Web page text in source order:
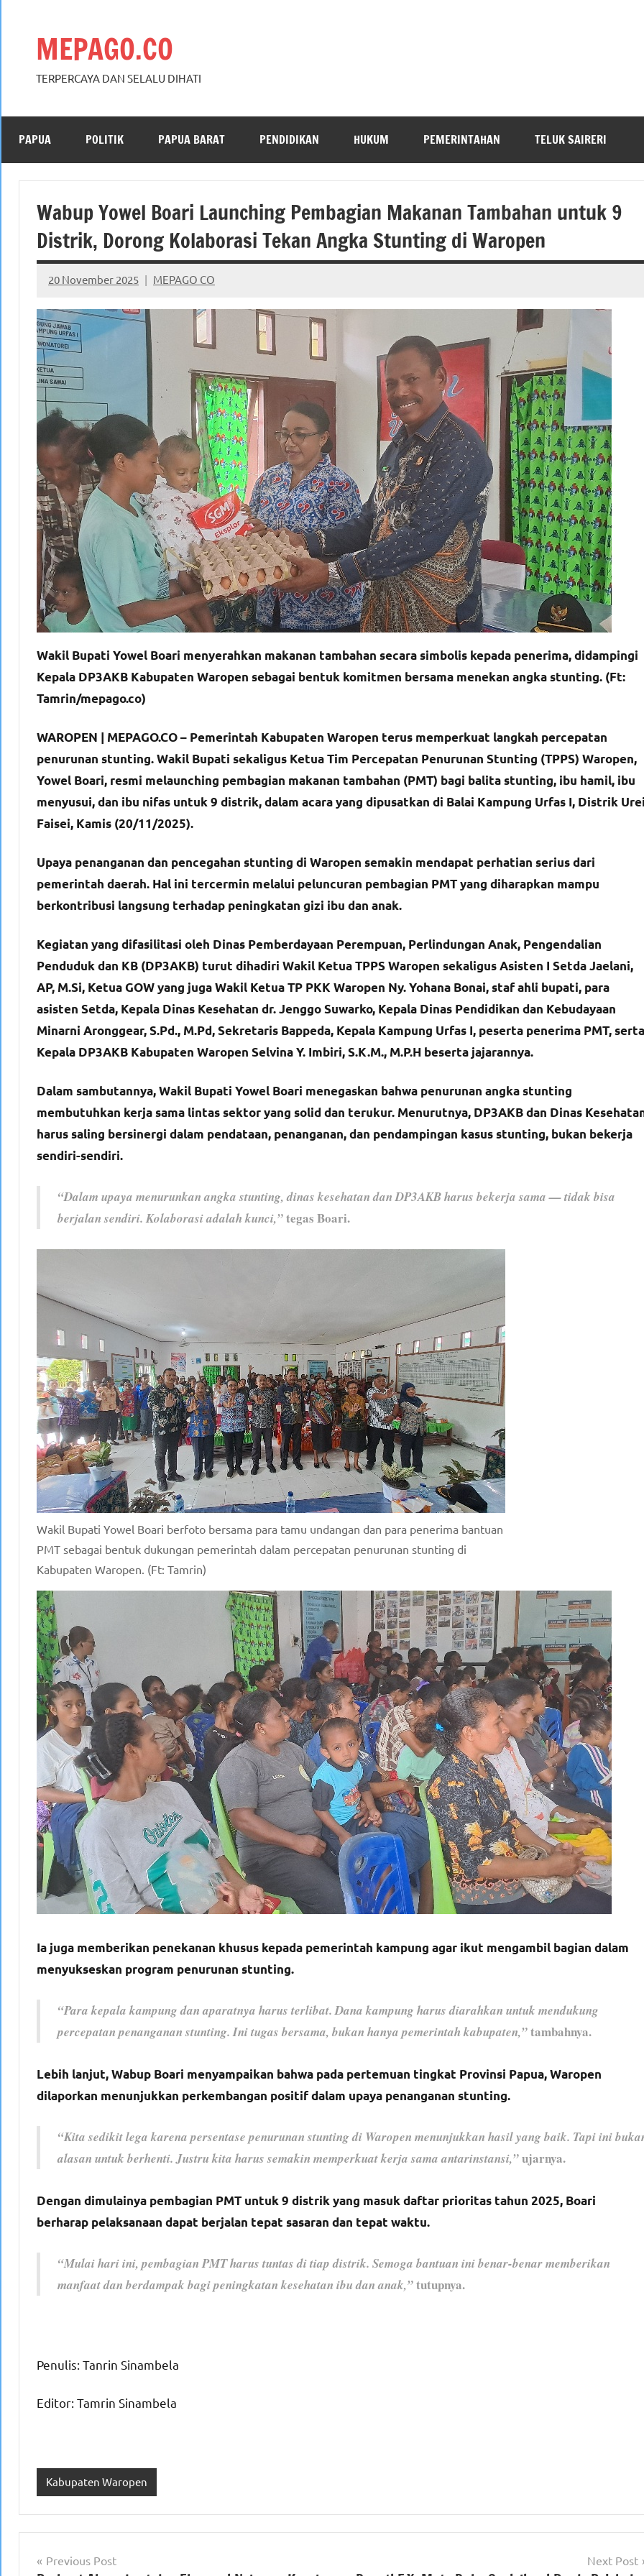
MEPAGO.CO
TERPERCAYA DAN SELALU DIHATI
PAPUA POLITIK PAPUA BARAT PENDIDIKAN HUKUM PEMERINTAHAN TELUK SAIRERI
Wabup Yowel Boari Launching Pembagian Makanan Tambahan untuk 9
Distrik, Dorong Kolaborasi Tekan Angka Stunting di Waropen
20 November 2025 MEPAGO CO
No
comments
Wakil Bupati Yowel Boari menyerahkan makanan tambahan secara simbolis kepada penerima, didampingi
Kepala DP3AKB Kabupaten Waropen sebagai bentuk komitmen bersama menekan angka stunting. (Ft:
Tamrin/mepago.co)
WAROPEN | MEPAGO.CO – Pemerintah Kabupaten Waropen terus memperkuat langkah percepatan
penurunan stunting. Wakil Bupati sekaligus Ketua Tim Percepatan Penurunan Stunting (TPPS) Waropen,
Yowel Boari, resmi melaunching pembagian makanan tambahan (PMT) bagi balita stunting, ibu hamil, ibu
menyusui, dan ibu nifas untuk 9 distrik, dalam acara yang dipusatkan di Balai Kampung Urfas I, Distrik
Faisei, Kamis (20/11/2025).
Upaya penanganan dan pencegahan stunting di Waropen semakin mendapat perhatian serius dari
pemerintah daerah. Hal ini tercermin melalui peluncuran pembagian PMT yang diharapkan mampu
berkontribusi langsung terhadap peningkatan gizi ibu dan anak.
Kegiatan yang difasilitasi oleh Dinas Pemberdayaan Perempuan, Perlindungan Anak, Pengendalian
Penduduk dan KB (DP3AKB) turut dihadiri Wakil Ketua TPPS Waropen sekaligus Asisten I Setda Jaelani,
AP, M.Si, Ketua GOW yang juga Wakil Ketua TP PKK Waropen Ny. Yohana Bonai, staf ahli bupati, para
asisten Setda, Kepala Dinas Kesehatan dr. Jenggo Suwarko, Kepala Dinas Pendidikan dan Kebudayaan
Minarni Aronggear, S.Pd., M.Pd, Sekretaris Bappeda, Kepala Kampung Urfas I, peserta penerima PMT, serta
Kepala DP3AKB Kabupaten Waropen Selvina Y. Imbiri, S.K.M., M.P.H beserta jajarannya.
Dalam sambutannya, Wakil Bupati Yowel Boari menegaskan bahwa penurunan angka stunting
membutuhkan kerja sama lintas sektor yang solid dan terukur. Menurutnya, DP3AKB dan Dinas
harus saling bersinergi dalam pendataan, penanganan, dan pendampingan kasus stunting, bukan bekerja
sendiri-sendiri.
“Dalam upaya menurunkan angka stunting, dinas kesehatan dan DP3AKB harus bekerja sama — tidak bisa
berjalan sendiri. Kolaborasi adalah kunci,”tegas Boari.
Wakil Bupati Yowel Boari berfoto bersama para tamu undangan dan para penerima bantuan
PMT sebagai bentuk dukungan pemerintah dalam percepatan penurunan stunting di
Kabupaten Waropen. (Ft: Tamrin)
Ia juga memberikan penekanan khusus kepada pemerintah kampung agar ikut mengambil bagian dalam
menyukseskan program penurunan stunting.
“Para kepala kampung dan aparatnya harus terlibat. Dana kampung harus diarahkan untuk mendukung
percepatan penanganan stunting. Ini tugas bersama, bukan hanya pemerintah kabupaten,”tambahnya.
Lebih lanjut, Wabup Boari menyampaikan bahwa pada pertemuan tingkat Provinsi Papua, Waropen
dilaporkan menunjukkan perkembangan positif dalam upaya penanganan stunting.
“Kita sedikit lega karena persentase penurunan stunting di Waropen menunjukkan hasil yang baik. Tapi ini
alasan untuk berhenti. Justru kita harus semakin memperkuat kerja sama antarinstansi,”ujarnya.
Dengan dimulainya pembagian PMT untuk 9 distrik yang masuk daftar prioritas tahun 2025, Boari
berharap pelaksanaan dapat berjalan tepat sasaran dan tepat waktu.
“Mulai hari ini, pembagian PMT harus tuntas di tiap distrik. Semoga bantuan ini benar-benar memberikan
manfaat dan berdampak bagi peningkatan kesehatan ibu dan anak,”tutupnya.
Penulis: Tanrin Sinambela
Editor: Tamrin Sinambela
Kabupaten Waropen
Navigasi
Previous Post Next Post